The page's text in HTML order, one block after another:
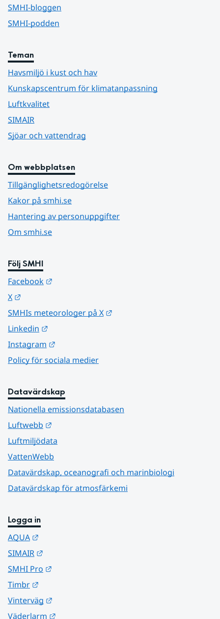
SMHI-bloggen
SMHI-podden
Teman
Havsmiljö i kust och hav
Kunskapscentrum för klimatanpassning
Luftkvalitet
SIMAIR
Sjöar och vattendrag
Om webbplatsen
Tillgänglighetsredogörelse
Kakor på smhi.se
Hantering av personuppgifter
Om smhi.se
Följ SMHI
Facebook
X
SMHIs meteorologer på X
Linkedin
Instagram
Policy för sociala medier
Datavärdskap
Nationella emissionsdatabasen
Luftwebb
Luftmiljödata
VattenWebb
Datavärdskap, oceanografi och marinbiologi
Datavärdskap för atmosfärkemi
Logga in
AQUA
SIMAIR
SMHI Pro
Timbr
Vinterväg
Väderlarm